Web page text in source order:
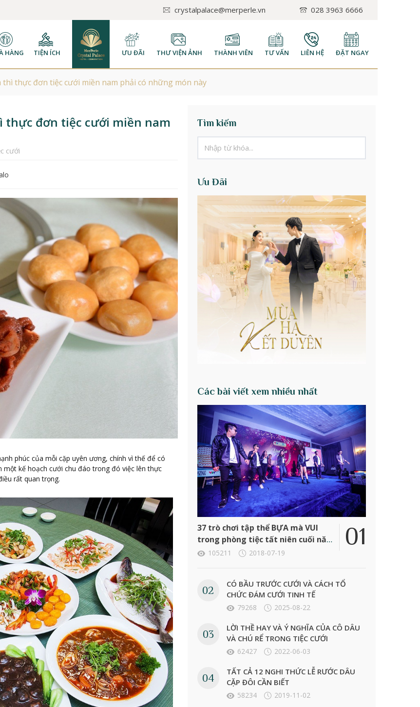
crystalpalace@merperle.vn 028 3963 6666
HÀNG TIỆN ÍCH ƯU ĐÃI THƯ VIỆN ẢNH THÀNH VIÊN TƯ VẤN LIÊN HỆ ĐẶT NGAY
thực đơn tiệc cưới miền nam phải có những món này
đơn tiệc cưới miền nam
cưới
phúc của mỗi cặp uyên ương, chính vì thế để có
một kế hoạch cưới chu đáo trong đó việc lên thực
rất quan trọng.
Tìm kiếm
Ưu Đãi
Các bài viết xem nhiều nhất
37 trò chơi tập thể BỰA mà VUI
trong phòng tiệc tất niên cuối năm
công ty
105211 2018-07-19
CÓ BẦU TRƯỚC CƯỚI VÀ CÁCH TỔ
CHỨC ĐÁM CƯỚI TINH TẾ
79268 2025-08-22
LỜI THỀ HAY VÀ Ý NGHĨA CỦA CÔ DÂU
VÀ CHÚ RỂ TRONG TIỆC CƯỚI
62427 2022-06-03
TẤT CẢ 12 NGHI THỨC LỄ RƯỚC DÂU
CẶP ĐÔI CẦN BIẾT
58234 2019-11-02